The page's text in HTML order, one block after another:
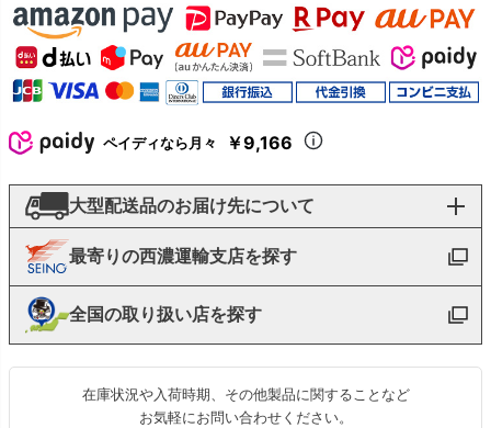
ペイディなら月々 ￥9,166
大型配送品のお届け先について
最寄りの西濃運輸支店を探す
全国の取り扱い店を探す
在庫状況や入荷時期、その他製品に関することなど
お気軽にお問い合わせください。